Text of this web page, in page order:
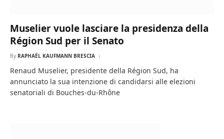
Muselier vuole lasciare la presidenza della
Région Sud per il Senato
By RAPHAËL KAUFMANN BRESCIA
Renaud Muselier, presidente della Région Sud, ha
annunciato la sua intenzione di candidarsi alle elezioni
senatoriali di Bouches-du-Rhône